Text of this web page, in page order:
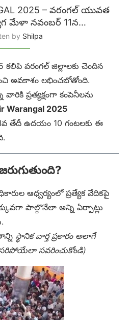
2025 – వరంగల్ యువత
మేళా నవంబర్ 11న…
by Shilpa
కలిపి వరంగల్ జిల్లాలకు చెందిన
అవకాశం లభించబోతోంది.
ప్రత్యక్షంగా కంపెనీలను
Warangal 2025
తేదీ ఉదయం 10 గంటలకు ఈ
ఆధ్వర్యంలో ప్రత్యేక వేదికపై
పాల్గొనేలా అన్ని ఏర్పాట్లు
స్థానిక వార్త ప్రకారం అలాగే
సవరించుకోండి)